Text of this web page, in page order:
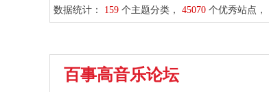
数据统计： 159 个主题分类， 45070 个优秀站点，
百事高音乐论坛